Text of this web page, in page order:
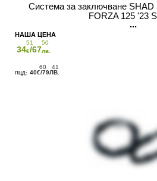
Система за заключване
FORZA 125 '23
34
51
€/67
50
лв.
40
60
€/79
41
ЛВ.